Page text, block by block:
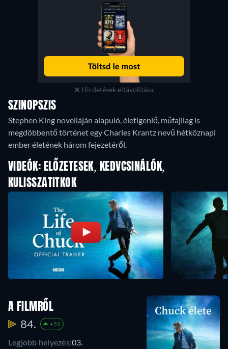
Hirdetések eltávolítása
SZINOPSZIS
Stephen King novelláján alapuló, életigenlő, műfajilag is
megdöbbentő történet egy Charles Krantz nevű hétköznapi
ember életének három fejezetéről.
VIDEÓK: ELŐZETESEK, KEDVCSINÁLÓK,
KULISSZATITKOK
A FILMRŐL
84. +51
Legjobb helyezés:03.